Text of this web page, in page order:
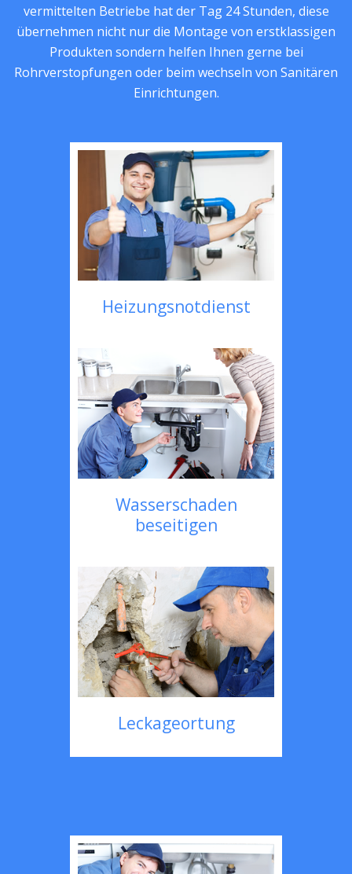
vermittelten Betriebe hat der Tag 24 Stunden, diese
übernehmen nicht nur die Montage von erstklassigen
Produkten sondern helfen Ihnen gerne bei
Rohrverstopfungen oder beim wechseln von Sanitären
Einrichtungen.
Heizungsnotdienst
Wasserschaden
beseitigen
Leckageortung